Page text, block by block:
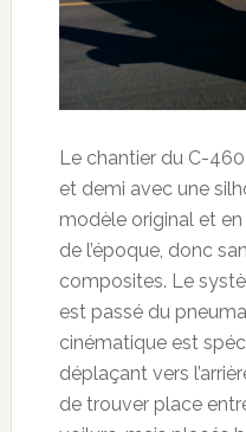
Le chantier du C-
et demi avec une
modèle original et
de l’époque, donc
composites. Le
est passé du
cinématique est
déplaçant vers
de trouver place